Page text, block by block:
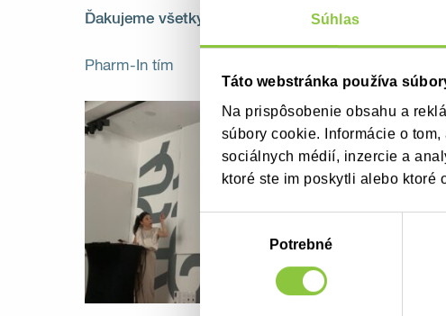
Súhlas
Táto webstránka používa
Na prispôsobenie obsahu a
súbory cookie. Informácie o
sociálnych médií, inzercie a
ktoré ste im poskytli alebo ktoré
Potrebné
Ďakujeme všetkým za záujem a účasť!
Pharm-In tím